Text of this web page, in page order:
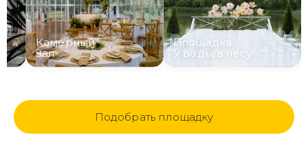
Камерный
Зал
Площадка
У воды/в лесу
Подобрать площадку